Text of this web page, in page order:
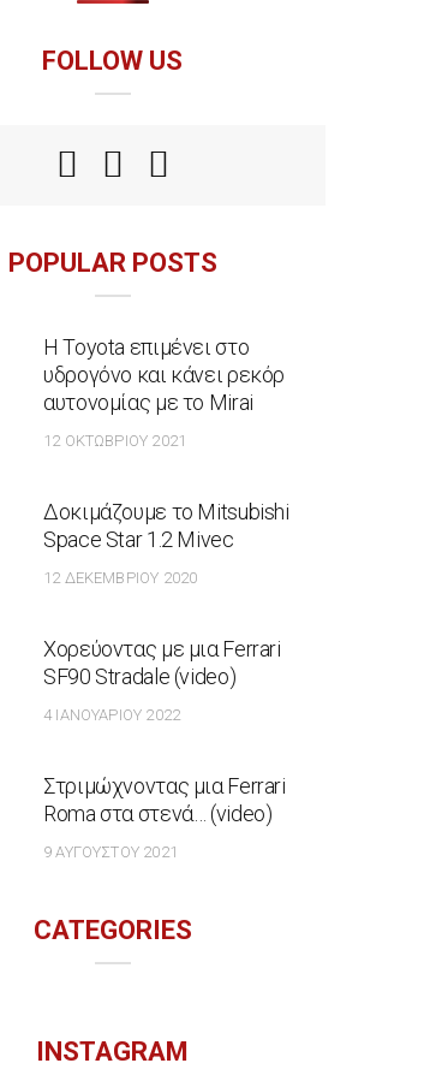
FOLLOW US
POPULAR POSTS
Η Toyota επιμένει στο
υδρογόνο και κάνει ρεκόρ
αυτονομίας με το Mirai
12 ΟΚΤΩΒΡΊΟΥ 2021
Δοκιμάζουμε το Mitsubishi
Space Star 1.2 Mivec
12 ΔΕΚΕΜΒΡΊΟΥ 2020
Χορεύοντας με μια Ferrari
SF90 Stradale (video)
4 ΙΑΝΟΥΑΡΊΟΥ 2022
Στριμώχνοντας μια Ferrari
Roma στα στενά… (video)
9 ΑΥΓΟΎΣΤΟΥ 2021
CATEGORIES
INSTAGRAM